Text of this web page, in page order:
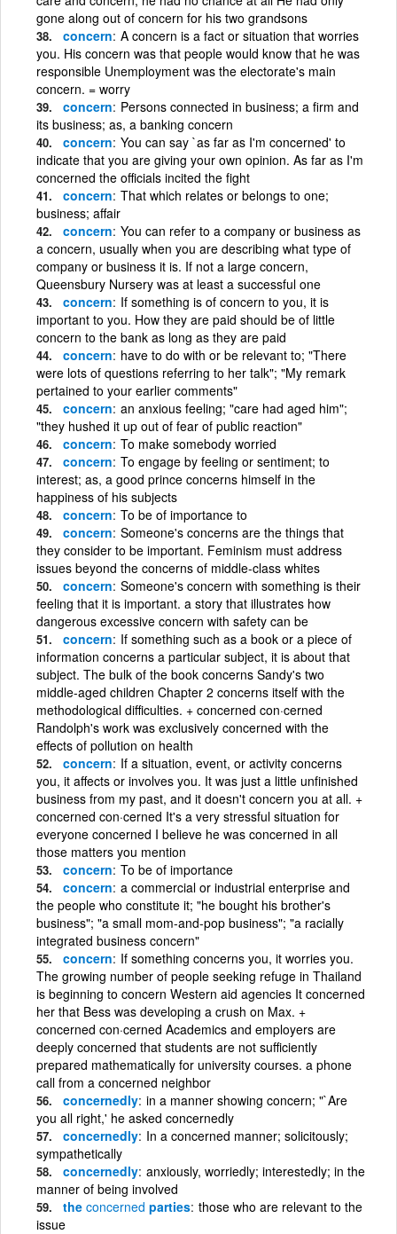
gone along out of concern for his two grandsons
concern A concern is a fact or situation that worries
you. His concern was that people would know that he was
responsible Unemployment was the electorate's main
concern. = worry
concern Persons connected in business; a firm and
its business; as, a banking concern
concern You can say `as far as I'm concerned' to
indicate that you are giving your own opinion. As far as I'm
concerned the officials incited the fight
concern That which relates or belongs to one;
business; affair
concern You can refer to a company or business as
a concern, usually when you are describing what type of
company or business it is. If not a large concern,
Queensbury Nursery was at least a successful one
concern If something is of concern to you, it is
important to you. How they are paid should be of little
concern to the bank as long as they are paid
concern have to do with or be relevant to; "There
were lots of questions referring to her talk"; "My remark
pertained to your earlier comments"
concern an anxious feeling; "care had aged him";
"they hushed it up out of fear of public reaction"
concern To make somebody worried
concern To engage by feeling or sentiment; to
interest; as, a good prince concerns himself in the
happiness of his subjects
concern To be of importance to
concern Someone's concerns are the things that
they consider to be important. Feminism must address
issues beyond the concerns of middle-class whites
concern Someone's concern with something is their
feeling that it is important. a story that illustrates how
dangerous excessive concern with safety can be
concern If something such as a book or a piece of
information concerns a particular subject, it is about that
subject. The bulk of the book concerns Sandy's two
middle-aged children Chapter 2 concerns itself with the
methodological difficulties. + concerned con·cerned
Randolph's work was exclusively concerned with the
effects of pollution on health
concern If a situation, event, or activity concerns
you, it affects or involves you. It was just a little unfinished
business from my past, and it doesn't concern you at all. +
concerned con·cerned It's a very stressful situation for
everyone concerned I believe he was concerned in all
those matters you mention
concern To be of importance
concern a commercial or industrial enterprise and
the people who constitute it; "he bought his brother's
business"; "a small mom-and-pop business"; "a racially
integrated business concern"
concern If something concerns you, it worries you.
The growing number of people seeking refuge in Thailand
is beginning to concern Western aid agencies It concerned
her that Bess was developing a crush on Max. +
concerned con·cerned Academics and employers are
deeply concerned that students are not sufficiently
prepared mathematically for university courses. a phone
call from a concerned neighbor
concernedly in a manner showing concern; "`Are
you all right,' he asked concernedly
concernedly In a concerned manner; solicitously;
sympathetically
concernedly anxiously, worriedly; interestedly; in the
manner of being involved
the concerned parties those who are relevant to the
issue